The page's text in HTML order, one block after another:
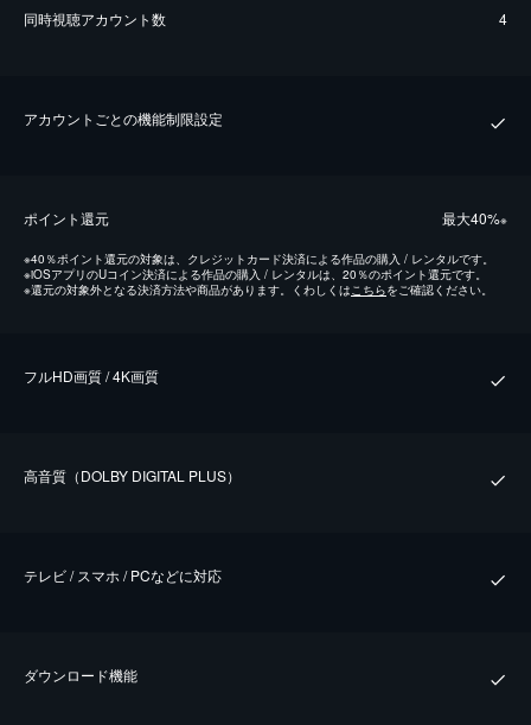
同時視聴アカウント数 4
アカウントごとの機能制限設定
ポイント還元 最⼤40%※
※40％ポイント還元の対象は、クレジットカード決済による作品の購入 / レンタルです。
※iOSアプリのUコイン決済による作品の購入 / レンタルは、20％のポイント還元です。
※還元の対象外となる決済方法や商品があります。くわしくはこちらをご確認ください。
フルHD画質 / 4K画質
⾼⾳質（DOLBY DIGITAL PLUS）
テレビ / スマホ / PCなどに対応
ダウンロード機能